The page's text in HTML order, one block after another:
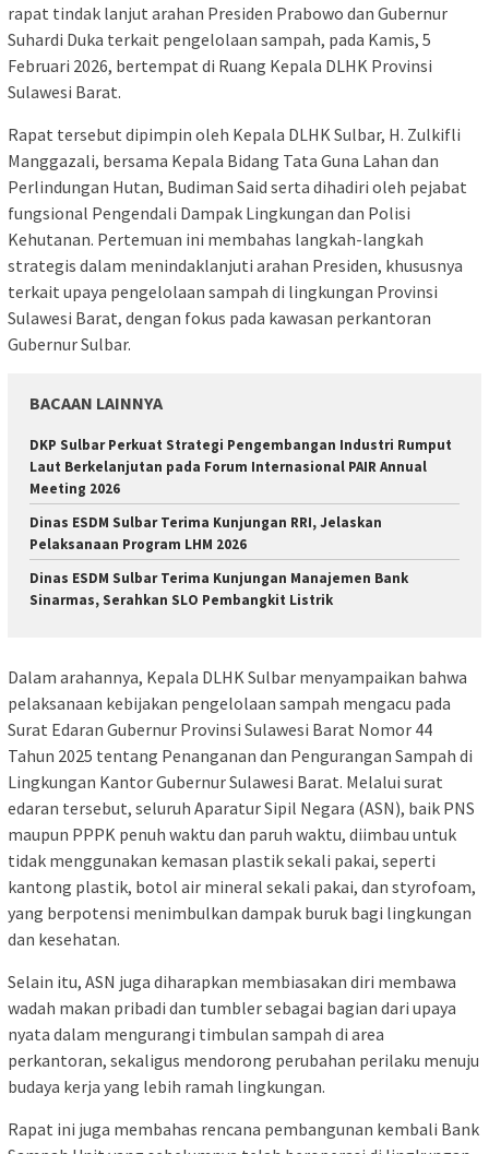
rapat tindak lanjut arahan Presiden Prabowo dan Gubernur
Suhardi Duka terkait pengelolaan sampah, pada Kamis, 5
Februari 2026, bertempat di Ruang Kepala DLHK Provinsi
Sulawesi Barat.
Rapat tersebut dipimpin oleh Kepala DLHK Sulbar, H. Zulkifli
Manggazali, bersama Kepala Bidang Tata Guna Lahan dan
Perlindungan Hutan, Budiman Said serta dihadiri oleh pejabat
fungsional Pengendali Dampak Lingkungan dan Polisi
Kehutanan. Pertemuan ini membahas langkah-langkah
strategis dalam menindaklanjuti arahan Presiden, khususnya
terkait upaya pengelolaan sampah di lingkungan Provinsi
Sulawesi Barat, dengan fokus pada kawasan perkantoran
Gubernur Sulbar.
BACAAN LAINNYA
DKP Sulbar Perkuat Strategi Pengembangan Industri Rumput
Laut Berkelanjutan pada Forum Internasional PAIR Annual
Meeting 2026
Dinas ESDM Sulbar Terima Kunjungan RRI, Jelaskan
Pelaksanaan Program LHM 2026
Dinas ESDM Sulbar Terima Kunjungan Manajemen Bank
Sinarmas, Serahkan SLO Pembangkit Listrik
Dalam arahannya, Kepala DLHK Sulbar menyampaikan bahwa
pelaksanaan kebijakan pengelolaan sampah mengacu pada
Surat Edaran Gubernur Provinsi Sulawesi Barat Nomor 44
Tahun 2025 tentang Penanganan dan Pengurangan Sampah di
Lingkungan Kantor Gubernur Sulawesi Barat. Melalui surat
edaran tersebut, seluruh Aparatur Sipil Negara (ASN), baik PNS
maupun PPPK penuh waktu dan paruh waktu, diimbau untuk
tidak menggunakan kemasan plastik sekali pakai, seperti
kantong plastik, botol air mineral sekali pakai, dan styrofoam,
yang berpotensi menimbulkan dampak buruk bagi lingkungan
dan kesehatan.
Selain itu, ASN juga diharapkan membiasakan diri membawa
wadah makan pribadi dan tumbler sebagai bagian dari upaya
nyata dalam mengurangi timbulan sampah di area
perkantoran, sekaligus mendorong perubahan perilaku menuju
budaya kerja yang lebih ramah lingkungan.
Rapat ini juga membahas rencana pembangunan kembali Bank